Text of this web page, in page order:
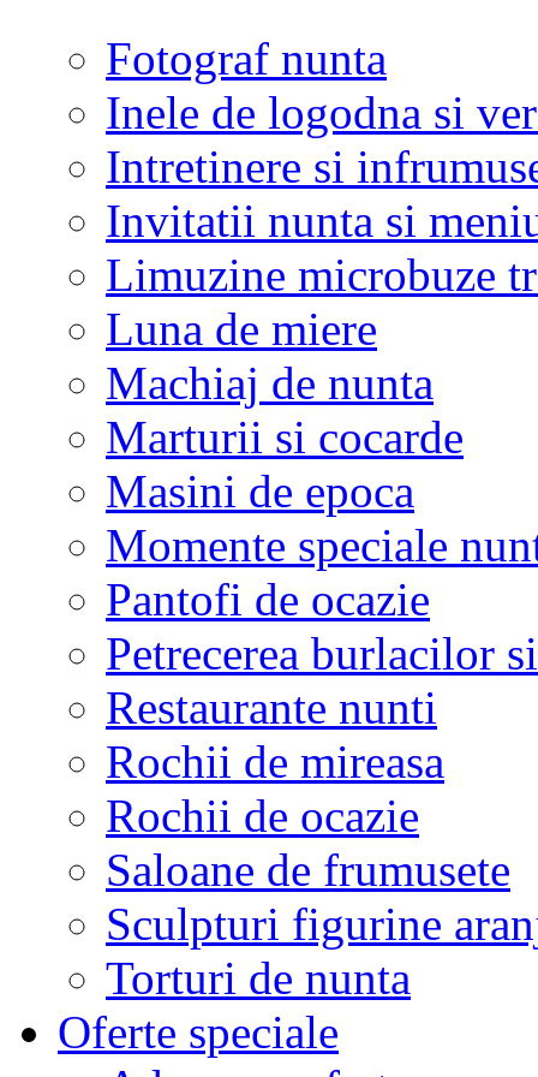
Fotograf nunta
Inele de logodna si
Intretinere si
Invitatii nunta si
Limuzine microbuze
Luna de miere
Machiaj de nunta
Marturii si cocarde
Masini de epoca
Momente speciale
Pantofi de ocazie
Petrecerea burlacilor
Restaurante nunti
Rochii de mireasa
Rochii de ocazie
Saloane de frumusete
Sculpturi figurine
Torturi de nunta
Oferte speciale